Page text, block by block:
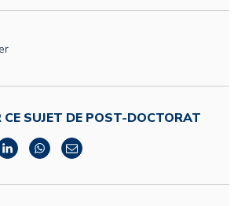
CE SUJET DE POST-DOCTORAT